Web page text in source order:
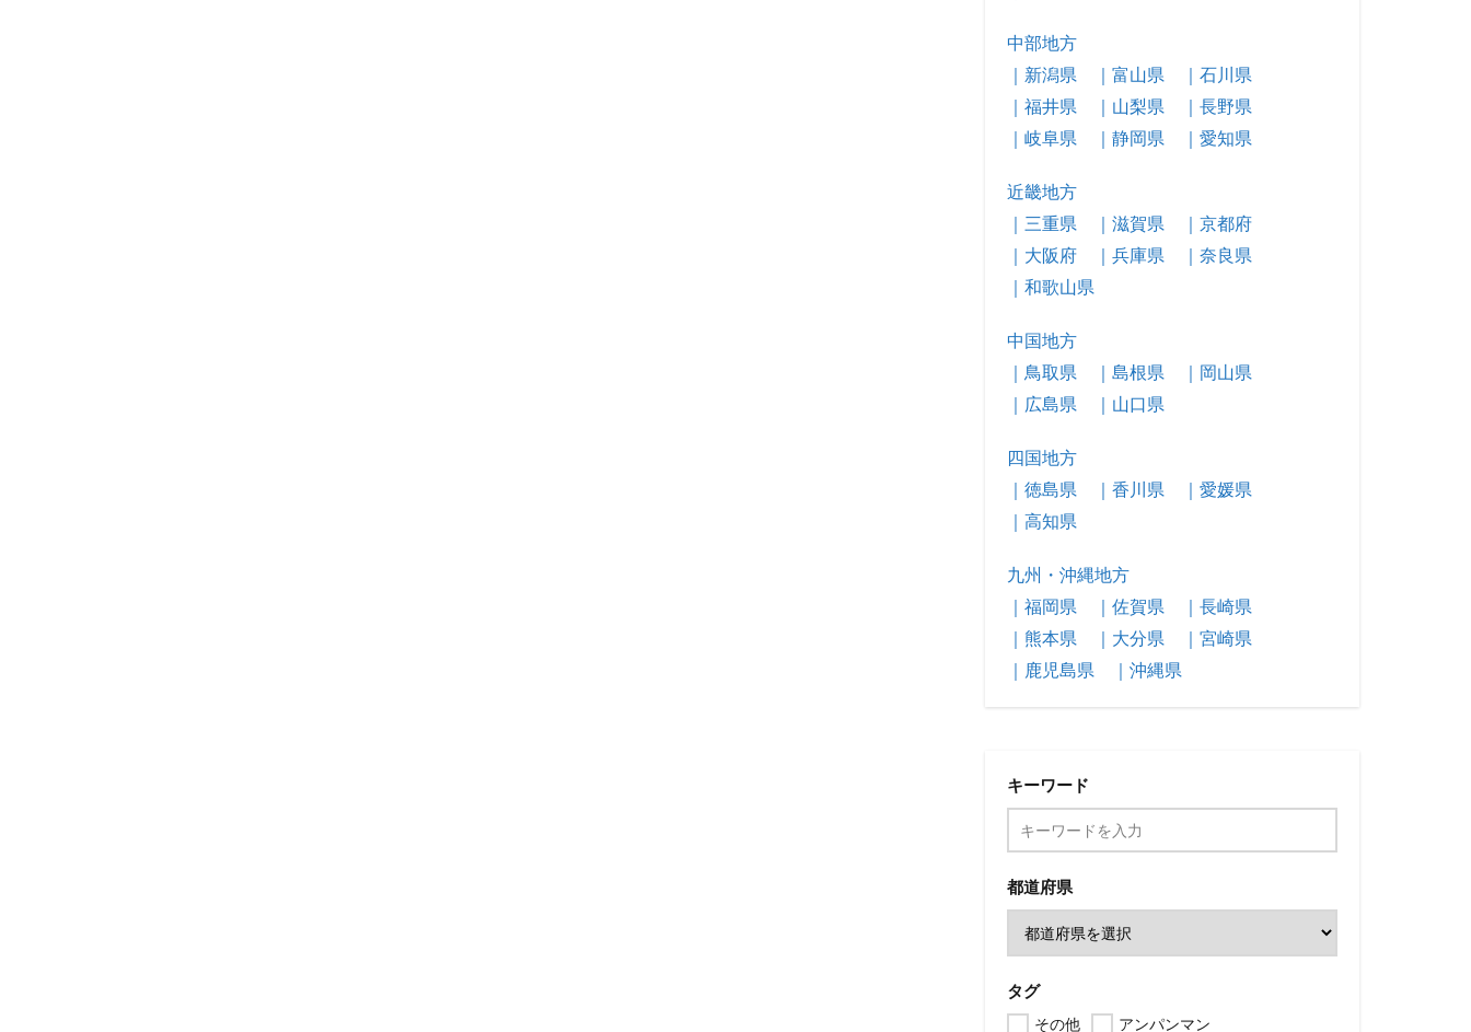
中部地方
｜新潟県
｜富山県
｜石川県
｜福井県
｜山梨県
｜長野県
｜岐阜県
｜静岡県 ｜愛知県
近畿地方
｜三重県
｜滋賀県
｜京都府
｜大阪府
｜兵庫県
｜奈良県
｜和歌山県
中国地方
｜鳥取県
｜島根県
｜岡山県
｜広島県
｜山口県
四国地方
｜徳島県
｜香川県
｜愛媛県
｜高知県
九州・沖縄地方
｜福岡県
｜佐賀県
｜長崎県
｜熊本県
｜大分県
｜宮崎県
｜鹿児島県
｜沖縄県
キーワード
都道府県
タグ
その他 アンパンマン